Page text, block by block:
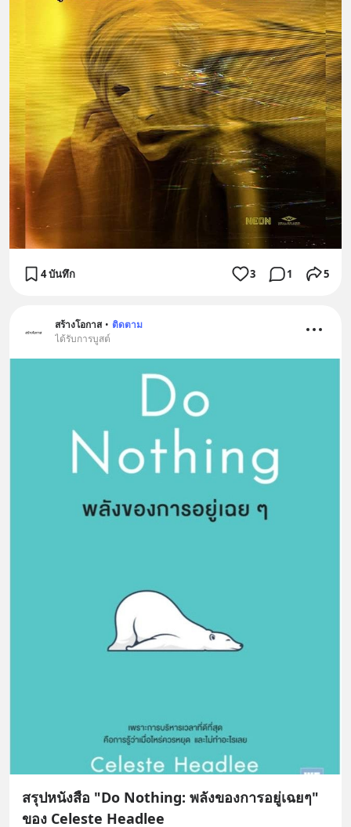
4 บันทึก 3 1 5
สร้างโอกาส • ติดตาม
ได้รับการบูสต์
สรุปหนังสือ "Do Nothing: พลังของการอยู่เฉยๆ"
ของ Celeste Headlee